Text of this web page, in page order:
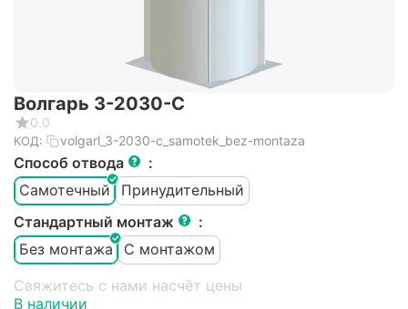
Волгарь 3-2030-С
0.0
КОД: volgarl_3-2030-c_samotek_bez-montaza
Способ отвода
:
Самотечный
Принудительный
Стандартный монтаж
:
Без монтажа
С монтажом
Свяжитесь с нами насчёт цены
В наличии